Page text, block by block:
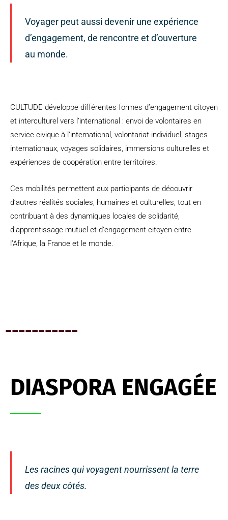
Voyager peut aussi devenir une expérience
d’engagement, de rencontre et d’ouverture
au monde.
CULTUDE développe différentes formes d’engagement citoyen
et interculturel vers l’international : envoi de volontaires en
service civique à l’international, volontariat individuel, stages
internationaux, voyages solidaires, immersions culturelles et
expériences de coopération entre territoires.
Ces mobilités permettent aux participants de découvrir
d’autres réalités sociales, humaines et culturelles, tout en
contribuant à des dynamiques locales de solidarité,
d’apprentissage mutuel et d’engagement citoyen entre
l’Afrique, la France et le monde.
-----------
DIASPORA ENGAGÉE
Les racines qui voyagent nourrissent la terre
des deux côtés.